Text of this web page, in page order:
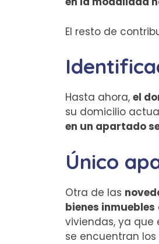
El resto de
Hasta ahora, el
su domicilio
en un apartado
Único
Otra de las
bienes inmuebles
viviendas, ya que
se encuentran